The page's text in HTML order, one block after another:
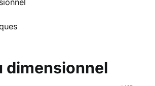
dimensionnel